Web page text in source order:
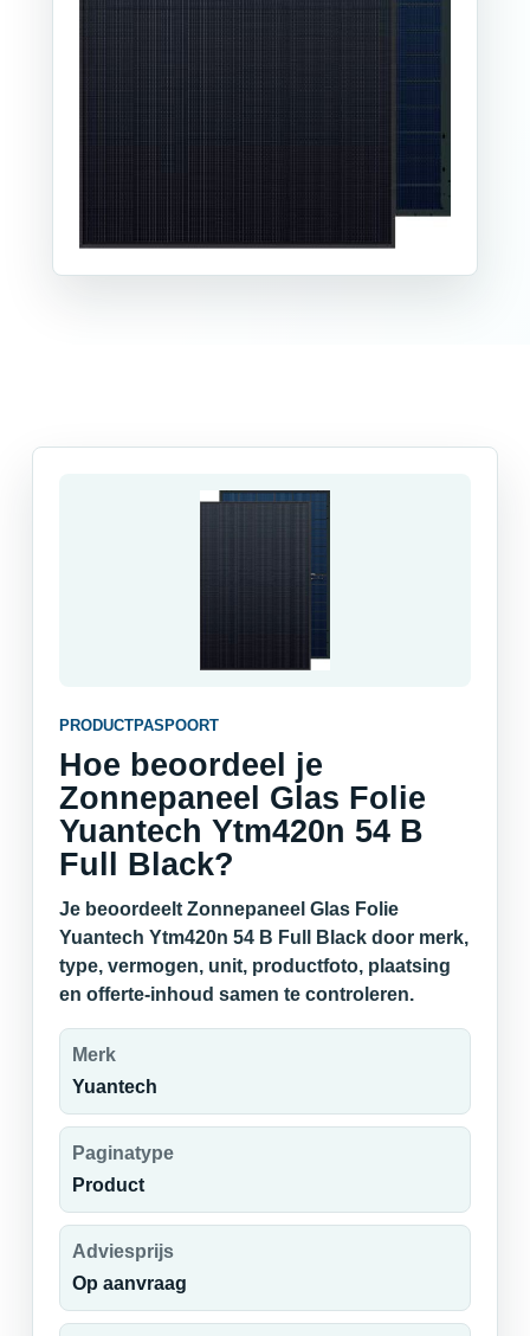
PRODUCTPASPOORT
Hoe beoordeel je
Zonnepaneel Glas Folie
Yuantech Ytm420n 54 B
Full Black?
Je beoordeelt Zonnepaneel Glas Folie
Yuantech Ytm420n 54 B Full Black door merk,
type, vermogen, unit, productfoto, plaatsing
en offerte-inhoud samen te controleren.
Merk
Yuantech
Paginatype
Product
Adviesprijs
Op aanvraag